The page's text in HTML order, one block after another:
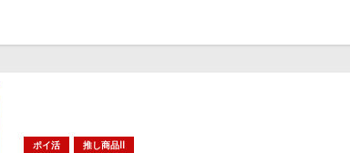
ポイ活 推し商品II